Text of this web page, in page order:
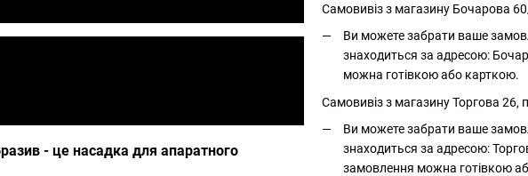
- це насадка для апаратного
Самовивіз з магазину Бочарова
Ви можете забрати ваше
знаходиться за адресою:
можна готівкою або карткою.
Самовивіз з магазину Торгова 26,
Ви можете забрати ваше
знаходиться за адресою:
замовлення можна готівкою